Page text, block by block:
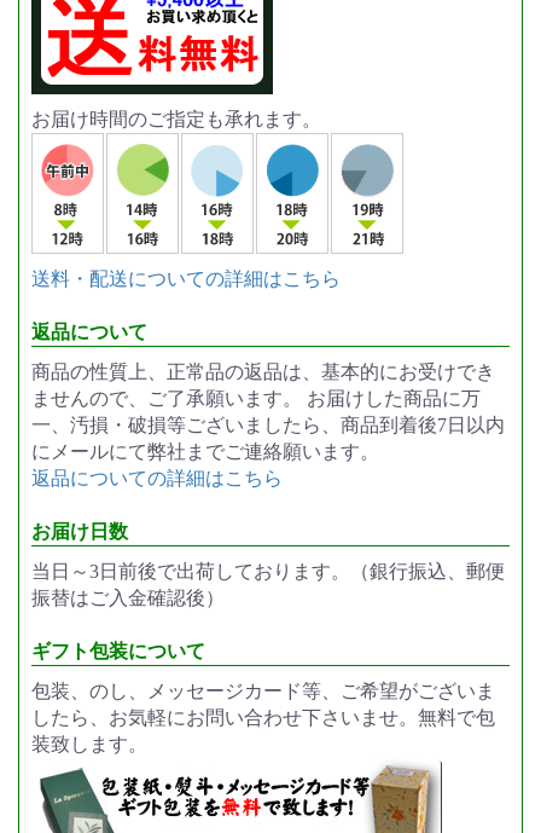
お届け時間のご指定も承れます。
送料・配送についての詳細はこちら
返品について
商品の性質上、正常品の返品は、基本的にお受けでき
ませんので、ご了承願います。 お届けした商品に万
一、汚損・破損等ございましたら、商品到着後7日以内
にメールにて弊社までご連絡願います。
返品についての詳細はこちら
お届け日数
当日～3日前後で出荷しております。（銀行振込、郵便
振替はご入金確認後）
ギフト包装について
包装、のし、メッセージカード等、ご希望がございま
したら、お気軽にお問い合わせ下さいませ。無料で包
装致します。